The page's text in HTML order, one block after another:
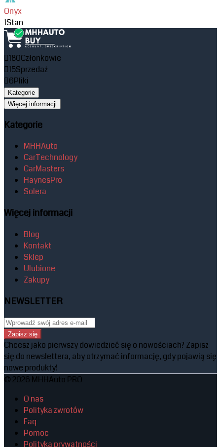
Onyx
1Stan
180Członkowie
15Sprzedaż
6Pliki
Kategorie
Więcej informacji
Kategorie
MHHAuto
CarTechnology
CarMasters
HaynesPro
Solera
Więcej informacji
Blog
Kontakt
Sklep
Ulubione
Zakupy
NEWSLETTER
Zapisz się
Chcesz jako pierwszy dowiedzieć się o nowościach? Zapisz
się do newslettera, aby otrzymać informację, gdy pojawią się
nowe produkty!
© 2026 MHHAuto PRO
O nas
Polityka zwrotów
Faq
Pomoc
Polityka prywatności